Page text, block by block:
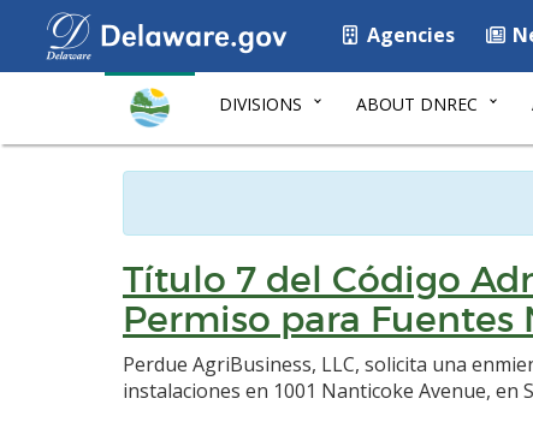
Agencies
DIVISIONS ABOUT DNREC
Título 7 del Código
Permiso para Fuentes
Perdue AgriBusiness, LLC, solicita una
instalaciones en 1001 Nanticoke Avenue, en